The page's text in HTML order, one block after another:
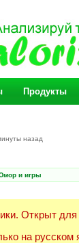
Продукты
назад
и игры
Открыт для
на русском